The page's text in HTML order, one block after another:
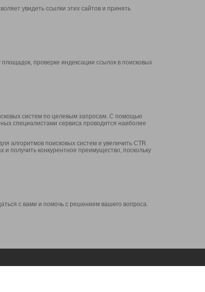
увидеть ссылки этих сайтов и принять
проверке индексации ссылок в поисковых
систем по целевым запросам. С помощью
специалистами сервиса проводится наиболее
алгоритмов поисковых систем и увеличить CTR
и получить конкурентное преимущество, поскольку
с вами и помочь с решением вашего вопроса.